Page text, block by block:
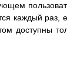
каждый раз,
доступны